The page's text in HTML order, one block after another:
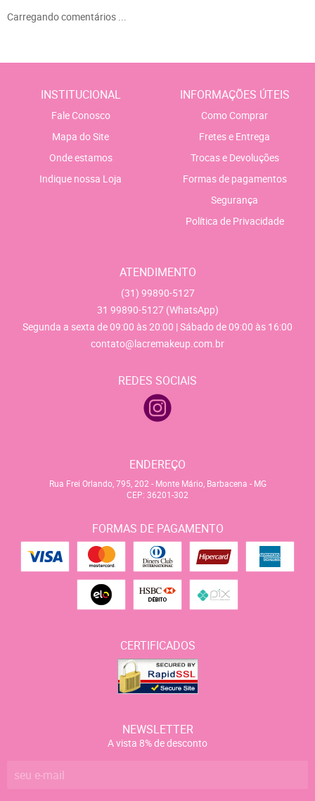
Carregando comentários ...
INSTITUCIONAL
Fale Conosco
Mapa do Site
Onde estamos
Indique nossa Loja
INFORMAÇÕES ÚTEIS
Como Comprar
Fretes e Entrega
Trocas e Devoluções
Formas de pagamentos
Segurança
Política de Privacidade
ATENDIMENTO
(31) 99890-5127
31 99890-5127 (WhatsApp)
Segunda a sexta de 09:00 às 20:00 | Sábado de 09:00 às 16:00
contato@lacremakeup.com.br
REDES SOCIAIS
ENDEREÇO
Rua Frei Orlando, 795, 202 - Monte Mário, Barbacena - MG
CEP: 36201-302
FORMAS DE PAGAMENTO
CERTIFICADOS
NEWSLETTER
A vista 8% de desconto